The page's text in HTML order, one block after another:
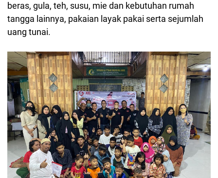
beras, gula, teh, susu, mie dan kebutuhan rumah
tangga lainnya, pakaian layak pakai serta sejumlah
uang tunai.